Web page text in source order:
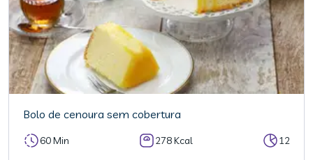
Bolo de cenoura sem cobertura
60 Min 278 Kcal 12